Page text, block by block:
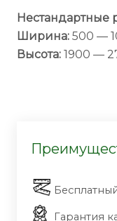
Нестандартные
Ширина: 500 —
Высота: 1900 —
Гарантия